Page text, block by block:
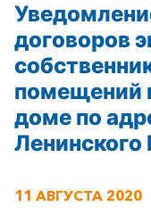
договоров
помещений
доме по
Ленинского
11 АВГУСТА 2020